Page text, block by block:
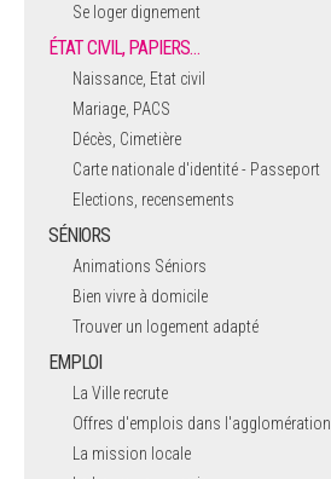
Se loger dignement
ÉTAT CIVIL, PAPIERS…
Naissance, Etat civil
Mariage, PACS
Décès, Cimetière
Carte nationale d'identité - Passeport
Elections, recensements
SÉNIORS
Animations Séniors
Bien vivre à domicile
Trouver un logement adapté
EMPLOI
La Ville recrute
Offres d'emplois dans l'agglomération
La mission locale